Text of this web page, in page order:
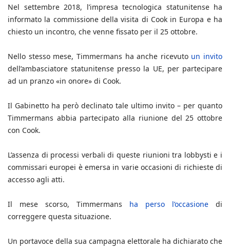
Nel settembre 2018, l’impresa tecnologica statunitense ha
informato la commissione della visita di Cook in Europa e ha
chiesto un incontro, che venne fissato per il 25 ottobre.
Nello stesso mese, Timmermans ha anche ricevuto un invito
dell’ambasciatore statunitense presso la UE, per partecipare
ad un pranzo «in onore» di Cook.
Il Gabinetto ha però declinato tale ultimo invito – per quanto
Timmermans abbia partecipato alla riunione del 25 ottobre
con Cook.
L’assenza di processi verbali di queste riunioni tra lobbysti e i
commissari europei è emersa in varie occasioni di richieste di
accesso agli atti.
Il mese scorso, Timmermans ha perso l’occasione di
correggere questa situazione.
Un portavoce della sua campagna elettorale ha dichiarato che